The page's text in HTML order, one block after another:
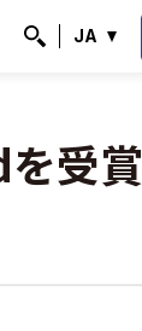
検索
JA
受賞